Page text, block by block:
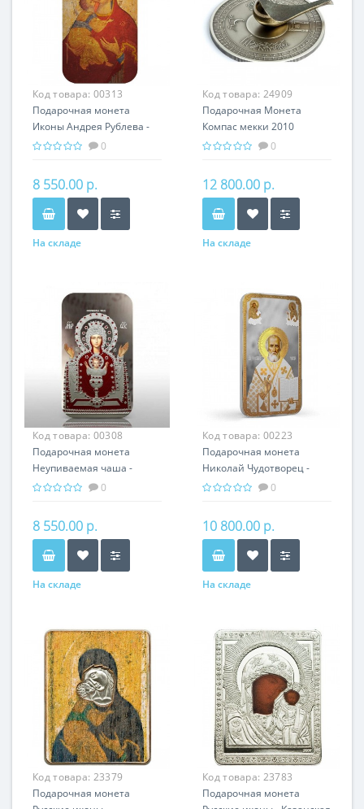
Код товара: 00313
Подарочная монета
Иконы Андрея Рублева -
Богородица
31,1 гр - православный
сувенир
0
8 550.00 р.
На складе
Код товара: 24909
Подарочная Монета
Компас мекки 2010
серебро 40,00 гр - Религия
0
12 800.00 р.
На складе
Код товара: 00308
Подарочная монета
Неупиваемая чаша -
Икона серебро 31.10 гр
0
8 550.00 р.
На складе
Код товара: 00223
Подарочная монета
Николай Чудотворец -
Икона серебро 31.10 гр -
0
10 800.00 р.
На складе
Код товара: 23379
Подарочная монета
Код товара: 23783
Подарочная монета